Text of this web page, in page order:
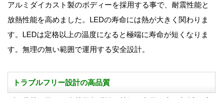
アルミダイカスト製のボディーを採用する事で、耐震性能と
放熱性能を高めました。LEDの寿命には熱が大きく関わりま
す。LEDは定格以上の温度になると極端に寿命が短くなりま
す。無理の無い範囲で運用する安全設計。
トラブルフリー設計の高品質